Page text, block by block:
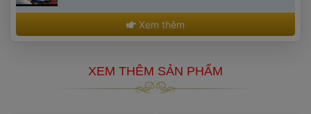
Xem thêm
XEM THÊM SẢN PHẨM